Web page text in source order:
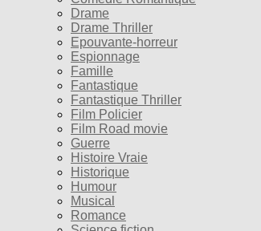
Drame
Drame Thriller
Epouvante-horreur
Espionnage
Famille
Fantastique
Fantastique Thriller
Film Policier
Film Road movie
Guerre
Histoire Vraie
Historique
Humour
Musical
Romance